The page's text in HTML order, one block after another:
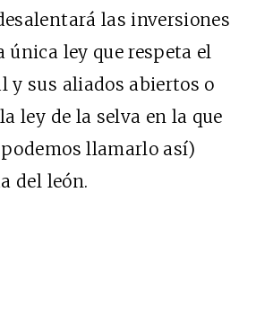
las inversiones
única ley que respeta el
y sus aliados abiertos o
ley de la selva en la que
llamarlo así)
del león.